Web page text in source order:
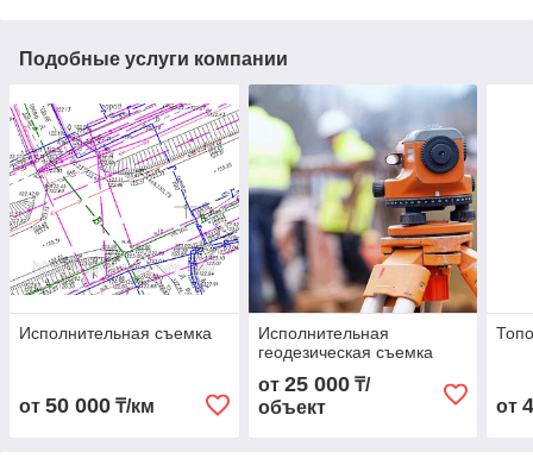
Подобные услуги компании
Исполнительная съемка
от 50 000 ₸/км
Исполнительная
геодезическая съемка
от 25 000₸/
объект
от